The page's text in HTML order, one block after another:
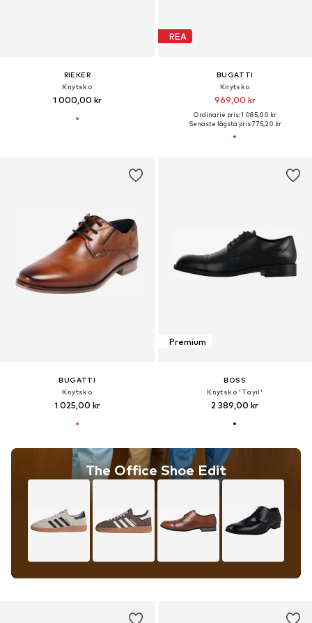
RIEKER
Knytsko
1 000,00 kr
REA
BUGATTI
Knytsko
969,00 kr
Ordinarie pris: 1 085,00 kr
Senaste lägsta pris:775,20 kr
BUGATTI
Knytsko
1 025,00 kr
The Office Shoe Edit
Premium
BOSS
Knytsko 'Tayil'
2 389,00 kr